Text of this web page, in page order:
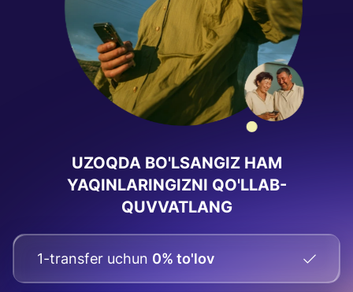
UZOQDA BO'LSANGIZ HAM
YAQINLARINGIZNI QO'LLAB-
QUVVATLANG
1-transfer uchun 0% to'lov